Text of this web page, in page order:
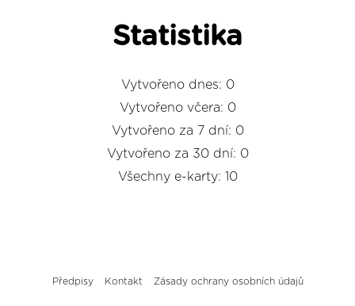
Statistika
Vytvořeno dnes: 0
Vytvořeno včera: 0
Vytvořeno za 7 dní: 0
Vytvořeno za 30 dní: 0
Všechny e-karty: 10
Předpisy Kontakt Zásady ochrany osobních údajů